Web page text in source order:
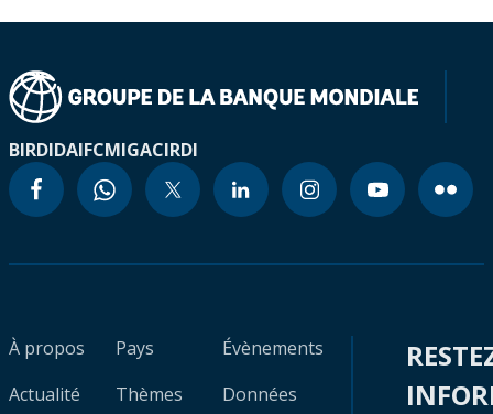
BIRDIDAIFCMIGACIRDI
À propos
Actualité
Pays
Thèmes
Évènements
Données